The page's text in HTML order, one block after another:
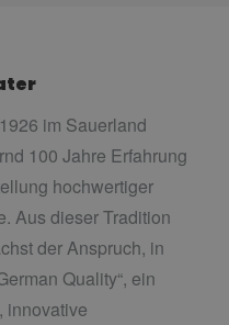
im Sauerland
100 Jahre Erfahrung
hochwertiger
Aus dieser Tradition
der Anspruch, in
Quality“, ein
innovative